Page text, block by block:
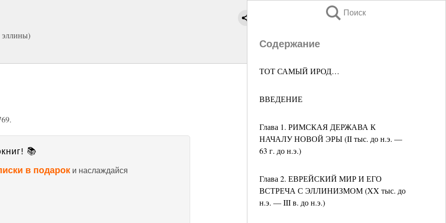
Поиск
Содержание
ТОТ САМЫЙ ИРОД…
ВВЕДЕНИЕ
Глава 1. РИМСКАЯ ДЕРЖАВА К
НАЧАЛУ НОВОЙ ЭРЫ (II тыс. до н.э. —
63 г. до н.э.)
Глава 2. ЕВРЕЙСКИЙ МИР И ЕГО
ВСТРЕЧА С ЭЛЛИНИЗМОМ (XX тыс. до
н.э. — III в. до н.э.)
📚
в подарок и наслаждайся